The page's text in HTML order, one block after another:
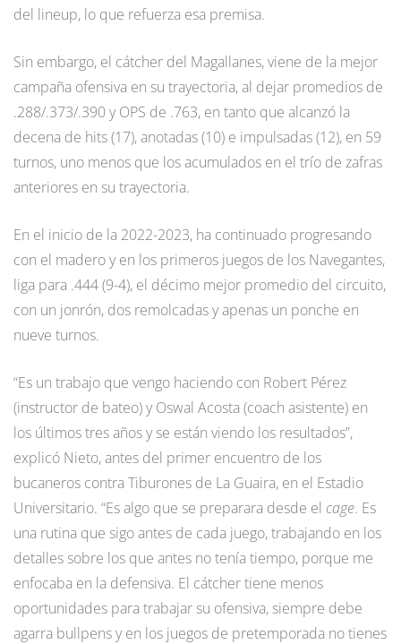
del lineup, lo que refuerza esa premisa.
Sin embargo, el cátcher del Magallanes, viene de la mejor
campaña ofensiva en su trayectoria, al dejar promedios de
.288/.373/.390 y OPS de .763, en tanto que alcanzó la
decena de hits (17), anotadas (10) e impulsadas (12), en 59
turnos, uno menos que los acumulados en el trío de zafras
anteriores en su trayectoria.
En el inicio de la 2022-2023, ha continuado progresando
con el madero y en los primeros juegos de los Navegantes,
liga para .444 (9-4), el décimo mejor promedio del circuito,
con un jonrón, dos remolcadas y apenas un ponche en
nueve turnos.
“Es un trabajo que vengo haciendo con Robert Pérez
(instructor de bateo) y Oswal Acosta (coach asistente) en
los últimos tres años y se están viendo los resultados”,
explicó Nieto, antes del primer encuentro de los
bucaneros contra Tiburones de La Guaira, en el Estadio
Universitario. “Es algo que se preparara desde el cage. Es
una rutina que sigo antes de cada juego, trabajando en los
detalles sobre los que antes no tenía tiempo, porque me
enfocaba en la defensiva. El cátcher tiene menos
oportunidades para trabajar su ofensiva, siempre debe
agarra bullpens y en los juegos de pretemporada no tienes